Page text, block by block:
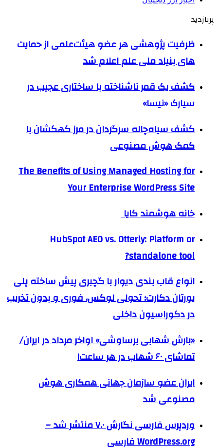
پربازدید
ظرفیت پژوهشی هر عضو هیئت‌علمی از حمایت
های بنیاد ملی علم اعلام شد
کشف یک قمر ناشناخته با ساختاری عجیب در
سیارک «نیسا»
کشف سیاه‌چاله سرگردان در مرز کهکشان با
کمک هوش مصنوعی
The Benefits of Using Managed Hosting for
Your Enterprise WordPress Site
خانه هوشمند کایا
HubSpot AEO vs. Otterly: Platform or
standalone tool?
انواع قاب بندی دیوار با گچبری پیش ساخته پلی
یورتان دکارت؛ تحولی لوکس، فوری و بدون تخریب
در دکوراسیون داخلی
«بارش شهابی برساوشی» اواخر مرداد در ایران/
تماشای ۶۰ شهاب در هر ساعت!
ایران عضو سازمان جهانی همکاری هوش
مصنوعی شد
وردپرس فارسی نگارش ۷.۰ منتشر شد –
WordPress.org فارسی